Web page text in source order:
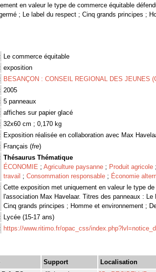
en valeur le type de commerce équitable
; Le label du respect ; Cinq grands principes ;
Le commerce équitable
exposition
BESANÇON : CONSEIL REGIONAL DES JEUNES
2005
5 panneaux
affiches sur papier glacé
32x60 cm ; 0,170 kg
Exposition réalisée en collaboration avec Max
Français (fre)
Thésaurus Thématique
ÉCONOMIE ; Agriculture paysanne ; Produit agricole ;
travail ; Consommation responsable ; Économie
Cette exposition met uniquement en valeur le type
l'association Max Havelaar. Titres des panneaux :
Cinq grands principes ; Homme et environnement ;
Lycée (15-17 ans)
https://www.ritimo.fr/opac_css/
Support Localisation